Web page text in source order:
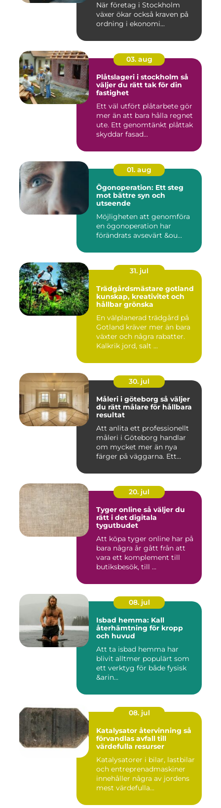
När företag i Stockholm
växer ökar också kraven på
ordning i ekonomi...
03. aug
Plåtslageri i stockholm så
väljer du rätt tak för din
fastighet
Ett väl utfört plåtarbete gör
mer än att bara hålla regnet
ute. Ett genomtänkt plåttak
skyddar fasad...
01. aug
Ögonoperation: Ett steg
mot bättre syn och
utseende
Möjligheten att genomföra
en ögonoperation har
förändrats avsevärt &ou...
31. jul
Trädgårdsmästare gotland
kunskap, kreativitet och
hållbar grönska
En välplanerad trädgård på
Gotland kräver mer än bara
växter och några rabatter.
Kalkrik jord, salt ...
30. jul
Måleri i göteborg så väljer
du rätt målare för hållbara
resultat
Att anlita ett professionellt
måleri i Göteborg handlar
om mycket mer än nya
färger på väggarna. Ett...
20. jul
Tyger online så väljer du
rätt i det digitala
tygutbudet
Att köpa tyger online har på
bara några år gått från att
vara ett komplement till
butiksbesök, till ...
08. jul
Isbad hemma: Kall
återhämtning för kropp
och huvud
Att ta isbad hemma har
blivit alltmer populärt som
ett verktyg för både fysisk
&arin...
08. jul
Katalysator återvinning så
förvandlas avfall till
värdefulla resurser
Katalysatorer i bilar, lastbilar
och entreprenadmaskiner
innehåller några av jordens
mest värdefulla...